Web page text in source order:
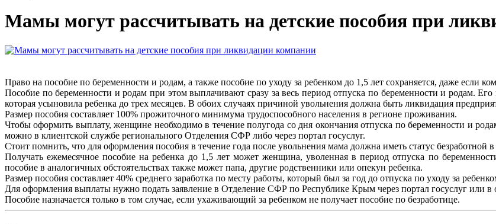
Мамы могут рассчитывать на детские пособия при
Право на пособие по беременности и родам, а также пособие по уходу за ребенком до 1,5 лет сохраняется, даже если
Пособие по беременности и родам при этом выплачивают сразу за весь период отпуска по беременности и родам.
которая усыновила ребенка до трех месяцев. В обоих случаях причиной увольнения должна быть ликвидация
Размер пособия составляет 100% прожиточного минимума трудоспособного населения в регионе проживания.
Чтобы оформить выплату, женщине необходимо в течение полугода со дня окончания отпуска по беременности и
можно в клиентской службе регионального Отделения СФР либо через портал госуслуг.
Стоит помнить, что для оформления пособия в течение года после увольнения мама должна иметь статус безработной в
Получать ежемесячное пособие на ребенка до 1,5 лет может женщина, уволенная в период отпуска по
пособие в аналогичных обстоятельствах также может папа, другие родственники или опекун ребенка.
Размер пособия составляет 40% среднего заработка по месту работы, который был за год до отпуска по уходу за
Для оформления выплаты нужно подать заявление в Отделение СФР по Республике Крым через портал госуслуг или в
Пособие назначается только в том случае, если ухаживающий за ребенком не получает пособие по безработице.